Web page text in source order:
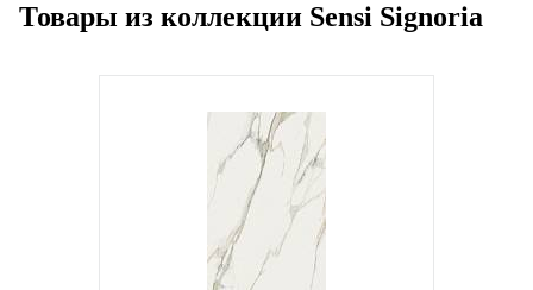
Товары из коллекции Sensi Signoria